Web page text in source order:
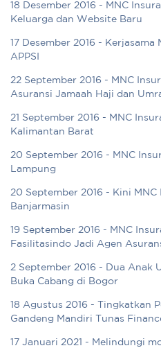
18 Desember 2016 - MNC
Keluarga dan Website Baru
17 Desember 2016 - Kerjasama
APPSI
22 September 2016 - MNC
Asuransi Jamaah Haji dan
21 September 2016 - MNC
Kalimantan Barat
20 September 2016 - MNC
Lampung
20 September 2016 - Kini
Banjarmasin
19 September 2016 - MNC
Fasilitasindo Jadi Agen
2 September 2016 - Dua Anak
Buka Cabang di Bogor
18 Agustus 2016 - Tingkatkan
Gandeng Mandiri Tunas
17 Januari 2021 - Melindungi